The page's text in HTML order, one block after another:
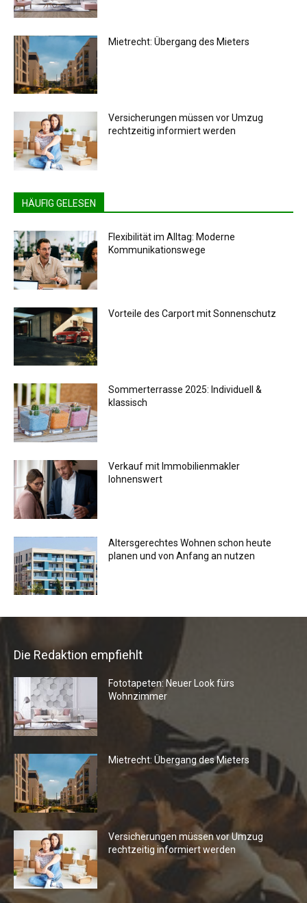
Mietrecht: Übergang des Mieters
Versicherungen müssen vor Umzug
rechtzeitig informiert werden
HÄUFIG GELESEN
Flexibilität im Alltag: Moderne
Kommunikationswege
Vorteile des Carport mit Sonnenschutz
Sommerterrasse 2025: Individuell &
klassisch
Verkauf mit Immobilienmakler
lohnenswert
Altersgerechtes Wohnen schon heute
planen und von Anfang an nutzen
Die Redaktion empfiehlt
Fototapeten: Neuer Look fürs
Wohnzimmer
Mietrecht: Übergang des Mieters
Versicherungen müssen vor Umzug
rechtzeitig informiert werden